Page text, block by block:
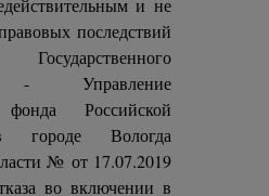
и не
последствий
- Управление
Российской
городе Вологда
№ от 17.07.2019
во включении в